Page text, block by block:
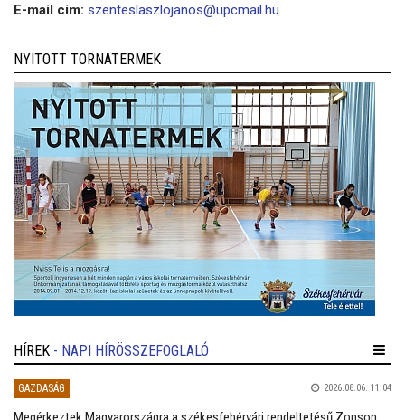
E-mail cím: szenteslaszlojanos@upcmail.hu
NYITOTT TORNATERMEK
HÍREK - NAPI HÍRÖSSZEFOGLALÓ
GAZDASÁG 2026.08.06. 11:04